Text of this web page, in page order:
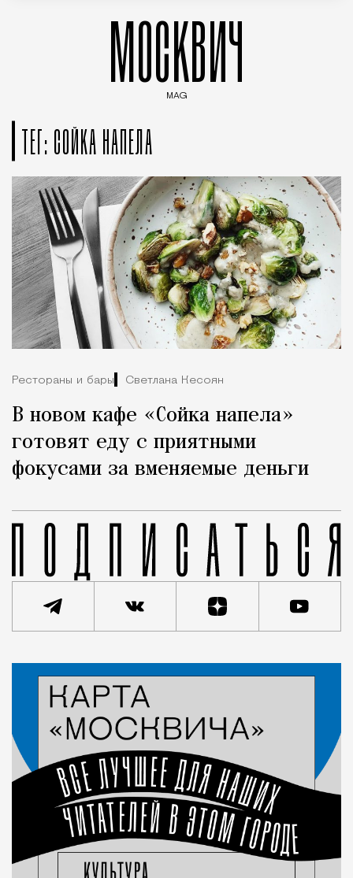
МОСКВИЧ
MAG
ТЕГ: СОЙКА НАПЕЛА
Рестораны и бары Светлана Кесоян
В новом кафе «Сойка напела»
готовят еду с приятными
фокусами за вменяемые деньги